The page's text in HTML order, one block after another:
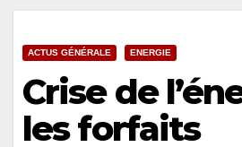
ACTUS GÉNÉRALE ENERGIE
Crise de
les forfaits